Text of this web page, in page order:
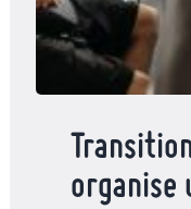
organise